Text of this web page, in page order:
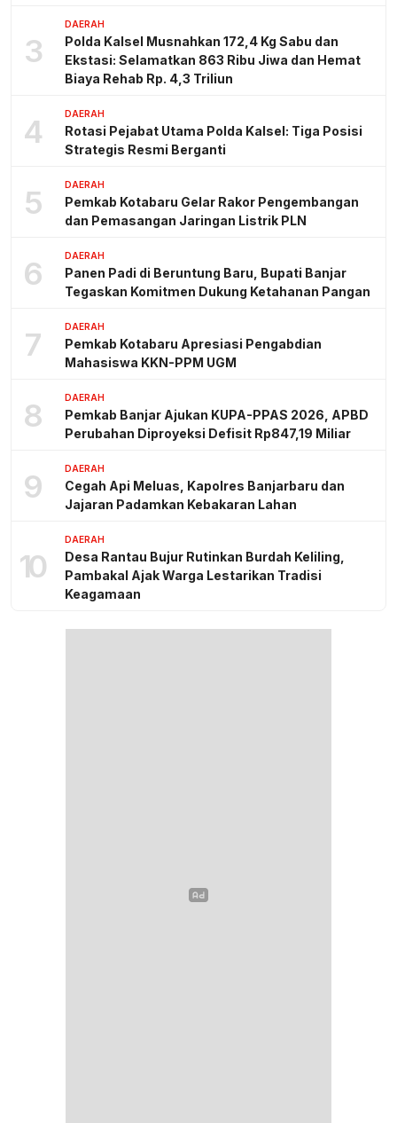
3
DAERAH
Polda Kalsel Musnahkan 172,4 Kg Sabu dan
Ekstasi: Selamatkan 863 Ribu Jiwa dan Hemat
Biaya Rehab Rp. 4,3 Triliun
4 DAERAH
Rotasi Pejabat Utama Polda Kalsel: Tiga Posisi
Strategis Resmi Berganti
5 DAERAH
Pemkab Kotabaru Gelar Rakor Pengembangan
dan Pemasangan Jaringan Listrik PLN
6 DAERAH
Panen Padi di Beruntung Baru, Bupati Banjar
Tegaskan Komitmen Dukung Ketahanan Pangan
7 DAERAH
Pemkab Kotabaru Apresiasi Pengabdian
Mahasiswa KKN-PPM UGM
8 DAERAH
Pemkab Banjar Ajukan KUPA-PPAS 2026, APBD
Perubahan Diproyeksi Defisit Rp847,19 Miliar
9 DAERAH
Cegah Api Meluas, Kapolres Banjarbaru dan
Jajaran Padamkan Kebakaran Lahan
10
DAERAH
Desa Rantau Bujur Rutinkan Burdah Keliling,
Pambakal Ajak Warga Lestarikan Tradisi
Keagamaan